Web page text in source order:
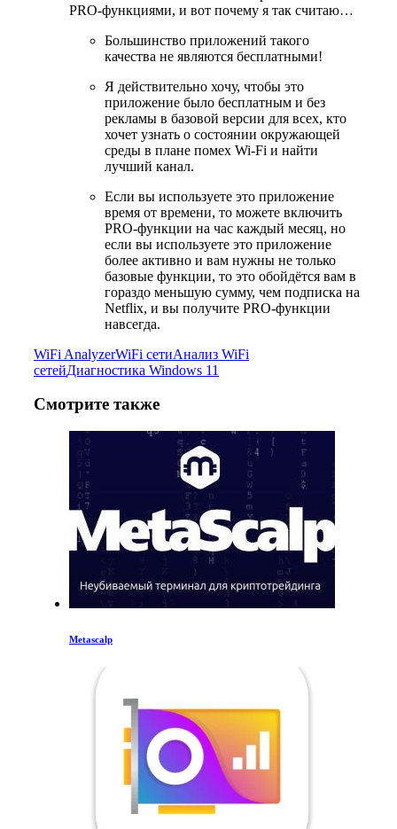
PRO-функциями, и вот почему я так считаю…
Большинство приложений такого
качества не являются бесплатными!
Я действительно хочу, чтобы это
приложение было бесплатным и без
рекламы в базовой версии для всех, кто
хочет узнать о состоянии окружающей
среды в плане помех Wi-Fi и найти
лучший канал.
Если вы используете это приложение
время от времени, то можете включить
PRO-функции на час каждый месяц, но
если вы используете это приложение
более активно и вам нужны не только
базовые функции, то это обойдётся вам в
гораздо меньшую сумму, чем подписка на
Netflix, и вы получите PRO-функции
навсегда.
WiFi AnalyzerWiFi сетиАнализ WiFi
сетейДиагностика Windows 11
Смотрите также
Metascalp